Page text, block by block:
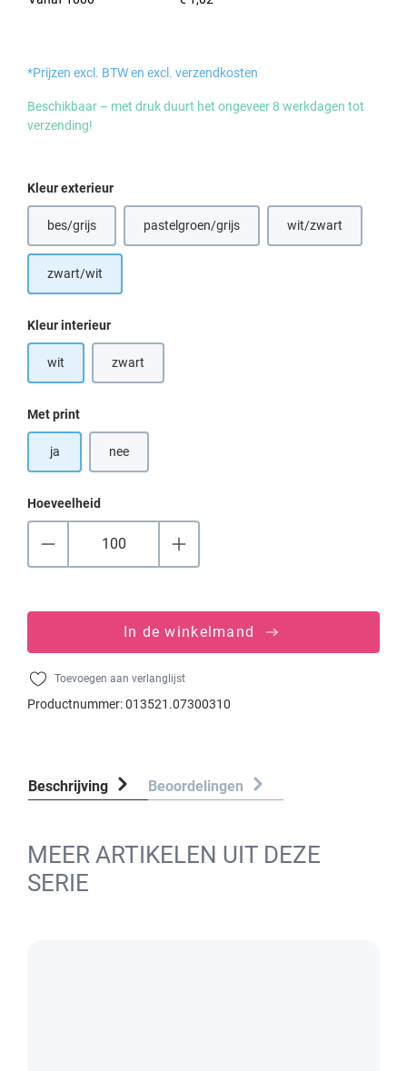
*Prijzen excl. BTW en excl. verzendkosten
Beschikbaar – met druk duurt het ongeveer 8 werkdagen tot
verzending!
Selecteer
Kleur exterieur
bes/grijs(Deze optie is momenteel niet beschikbaar.)
pastelgroen/grijs(Deze optie is momenteel niet beschikbaar.)
wit/zwart(Deze optie is
zwart/wit
Selecteer
Kleur interieur
wit zwart(Deze optie is momenteel niet beschikbaar.)
Selecteer
Met print
ja nee
Hoeveelheid
In de winkelmand
Toevoegen aan verlanglijst
Productnummer:013521.07300310
Beschrijving Beoordelingen
MEER ARTIKELEN UIT DEZE
SERIE